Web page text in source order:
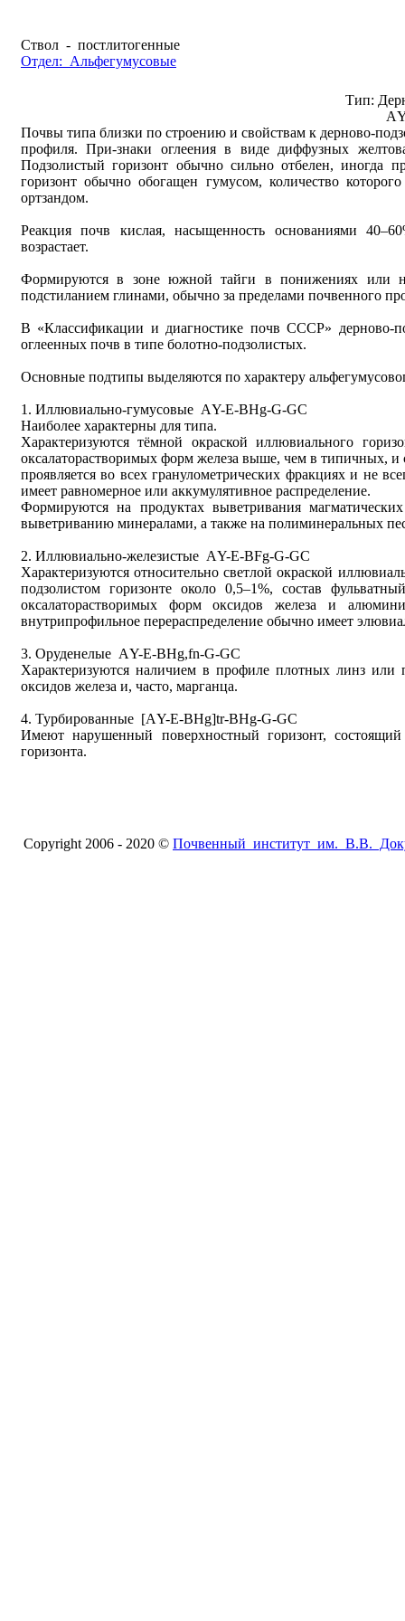
Ствол - постлитогенные
Отдел: Альфегумусовые
Тип:
Почвы типа близки по строению и свойствам к дерново-
профиля. При-знаки оглеения в виде диффузных
Подзолистый горизонт обычно сильно отбелен, иногда
горизонт обычно обогащен гумусом, количество
ортзандом.
Реакция почв кислая, насыщенность основаниями
возрастает.
Формируются в зоне южной тайги в понижениях или
подстиланием глинами, обычно за пределами почвенного
В «Классификации и диагностике почв СССР» дерново-
оглеенных почв в типе болотно-подзолистых.
Основные подтипы выделяются по характеру
1. Иллювиально-гумусовые АY-E-BHg-G-GC
Наиболее характерны для типа.
Характеризуются тёмной окраской иллювиального
оксалаторастворимых форм железа выше, чем в типичных, и
проявляется во всех гранулометрических фракциях и не
имеет равномерное или аккумулятивное распределение.
Формируются на продуктах выветривания
выветриванию минералами, а также на полиминеральных
2. Иллювиально-железистые АY-E-BFg-G-GC
Характеризуются относительно светлой окраской
подзолистом горизонте около 0,5–1%, состав
оксалаторастворимых форм оксидов железа и
внутрипрофильное перераспределение обычно имеет
3. Оруденелые АY-E-BНg,fn-G-GC
Характеризуются наличием в профиле плотных линз или
оксидов железа и, часто, марганца.
4. Турбированные [АY-E-BНg]tr-BHg-G-GC
Имеют нарушенный поверхностный горизонт,
горизонта.
Copyright 2006 - 2020 © Почвенный институт им. В.В.